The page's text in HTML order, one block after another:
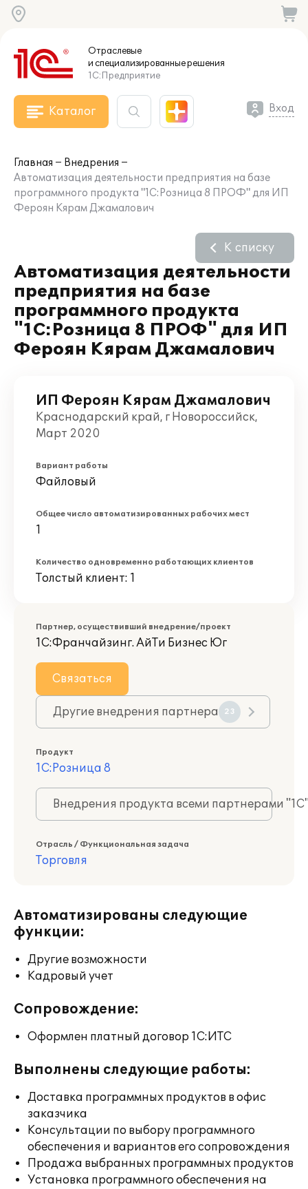
Отраслевые
и специализированныерешения
1С:Предприятие
Каталог Вход
Главная
Внедрения
Автоматизация деятельности предприятия на базе
программного продукта "1С:Розница 8 ПРОФ" для ИП
Фероян Кярам Джамалович
Автоматизация деятельности
предприятия на базе
программного продукта
"1С:Розница 8 ПРОФ" для ИП
Фероян Кярам Джамалович
К списку
ИП Фероян Кярам Джамалович
Краснодарский край, г Новороссийск,
Март 2020
Вариант работы
Файловый
Общее число автоматизированных рабочих мест
1
Количество одновременно работающих клиентов
Толстый клиент: 1
Партнер, осуществивший внедрение/проект
1С:Франчайзинг. АйТи Бизнес Юг
Связаться
Другие внедрения партнера 23
Продукт
1С:Розница 8
Внедрения продукта всеми партнерами
Отрасль / Функциональная задача
Торговля
Автоматизированы следующие
функции:
Другие возможности
Кадровый учет
Сопровождение:
Оформлен платный договор 1С:ИТС
Выполнены следующие работы:
Доставка программных продуктов в офис
заказчика
Консультации по выбору программного
обеспечения и вариантов его сопровождения
Продажа выбранных программных продуктов
Установка программного обеспечения на